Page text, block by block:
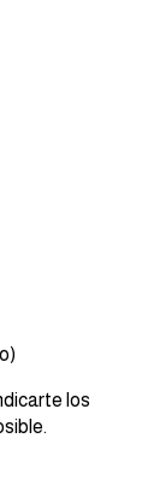
los